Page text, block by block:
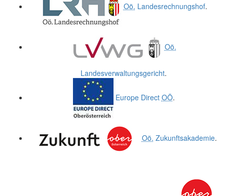
Oö. Landesrechnungshof.
Oö.
Landesverwaltungsgericht.
Europe Direct OÖ.
Oö. Zukunftsakademie.